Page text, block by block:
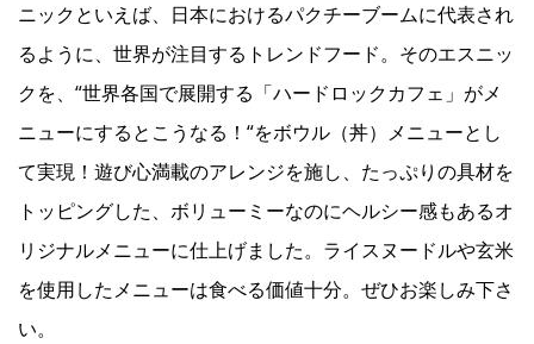
ニックといえば、日本におけるパクチーブームに代表され
るように、世界が注目するトレンドフード。そのエスニッ
クを、“世界各国で展開する「ハードロックカフェ」がメ
ニューにするとこうなる！“をボウル（丼）メニューとし
て実現！遊び心満載のアレンジを施し、たっぷりの具材を
トッピングした、ボリューミーなのにヘルシー感もあるオ
リジナルメニューに仕上げました。ライスヌードルや玄米
を使用したメニューは食べる価値十分。ぜひお楽しみ下さ
い。